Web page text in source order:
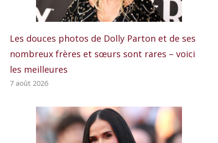
Les douces photos de Dolly Parton et de ses
nombreux frères et sœurs sont rares – voici
les meilleures
7 août 2026